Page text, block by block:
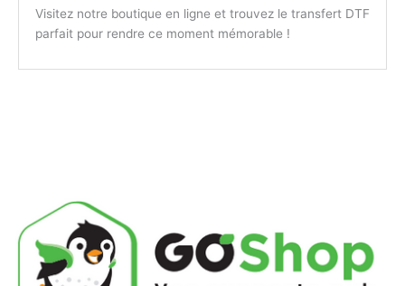
Visitez notre boutique en ligne et trouvez le transfert DTF
parfait pour rendre ce moment mémorable !